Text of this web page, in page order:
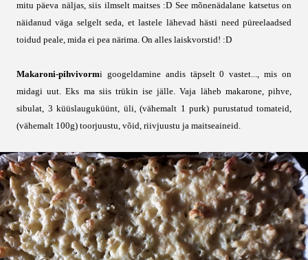
mitu päeva näljas, siis ilmselt maitses :D See mõnenädalane katsetus on
näidanud väga selgelt seda, et lastele lähevad hästi need püreelaadsed
toidud peale, mida ei pea närima. On alles laiskvorstid! :D
Makaroni-pihvivormi googeldamine andis täpselt 0 vastet..., mis on
midagi uut. Eks ma siis trükin ise jälle. Vaja läheb makarone, pihve,
sibulat, 3 küüslauguküünt, üli, (vähemalt 1 purk) purustatud tomateid,
(vähemalt 100g) toorjuustu, võid, riivjuustu ja maitseaineid.